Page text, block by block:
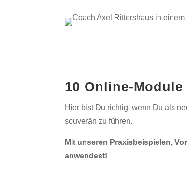
10 Online-
Hier bist Du richtig, wenn Du als
souverän zu führen.
Mit unseren Praxisbeispielen,
anwendest!